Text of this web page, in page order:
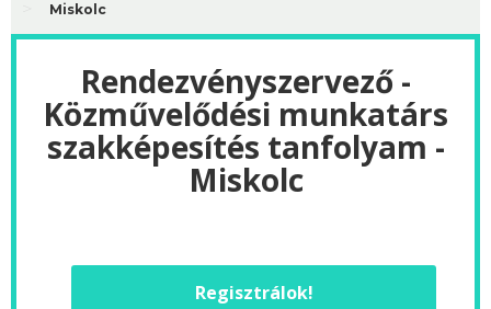
Miskolc
Rendezvényszervező -
Közművelődési munkatárs
szakképesítés tanfolyam -
Miskolc
Regisztrálok!